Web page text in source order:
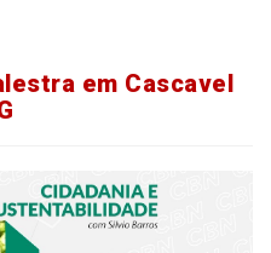
em Cascavel